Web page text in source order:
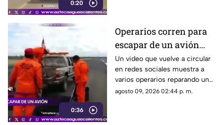
0:20
0:36
Operarios corren para
escapar de un avión
mientras reparaban la
pista
Un video que vuelve a circular
en redes sociales muestra a
varios operarios reparando un
bache en una pista del
agosto 09, 2026 02:44 p. m.